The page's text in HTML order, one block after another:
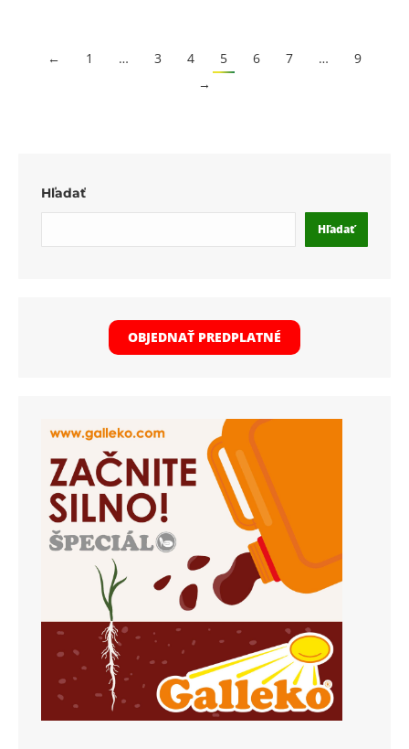
← 1 … 3 4 5 6 7 …
9
→
Hľadať
Hľadať
OBJEDNAŤ PREDPLATNÉ